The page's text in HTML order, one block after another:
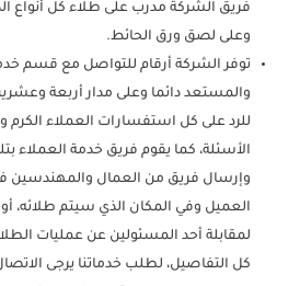
فريق الشركة مدرب على طلاء كل أنواع
وعلى لصق ورق الحائط.
توفر الشركة أرقام للتواصل مع قسم
والمستعد دائما وعلى مدار أربعة
للرد على كل استفسارات العملاء الكرم
الأسئلة، كما يقوم فريق خدمة العملاء
وإرسال فريق من العمال والمهندسين
العميل وفي المكان الذي سيتم طلائه،
لمقابلة أحد المسئولين عن عمليات
كل التفاصيل، لطلب خدماتنا يرجى